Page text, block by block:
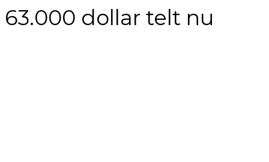
63.000 dollar telt nu